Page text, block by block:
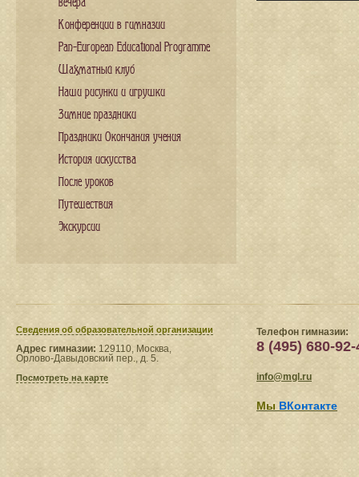
вечера
Конференции в гимназии
Pan-European Educational Programme
Шахматный клуб
Наши рисунки и игрушки
Зимние праздники
Праздники Окончания учения
История искусства
После уроков
Путешествия
Экскурсии
Сведения​ об образовательной организации
Адрес гимназии: 129110, Москва,
Орлово-Давыдовский пер., д. 5.
Посмотреть на карте
Телефон гимназии:
8 (495) 680-92-
info@mgl.ru
Мы ВКонтакте